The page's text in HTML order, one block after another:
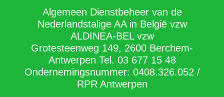
Algemeen Dienstbeheer van de
Nederlandstalige AA in België vzw
ALDINEA-BEL vzw
Grotesteenweg 149, 2600 Berchem-
Antwerpen Tel. 03 677 15 48
Ondernemingsnummer: 0408.326.052 /
RPR Antwerpen